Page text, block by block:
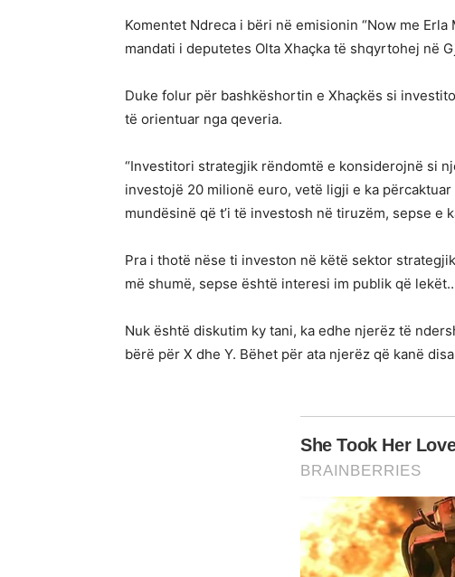
Komentet Ndreca i bëri në emisionin “Now me
mandati i deputetes Olta Xhaçka të shqyrtohej në
Duke folur për bashkëshortin e Xhaçkës si
të orientuar nga qeveria.
“Investitori strategjik rëndomtë e konsiderojnë si
investojë 20 milionë euro, vetë ligji e ka
mundësinë që t’i të investosh në tiruzëm, sepse e
Pra i thotë nëse ti investon në këtë sektor
më shumë, sepse është interesi im publik që
Nuk është diskutim ky tani, ka edhe njerëz të
bërë për X dhe Y. Bëhet për ata njerëz që kanë